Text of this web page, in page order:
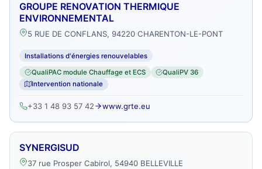
GROUPE RENOVATION THERMIQUE
ENVIRONNEMENTAL
5 RUE DE CONFLANS, 94220 CHARENTON-LE-PONT
Installations d'énergies renouvelables
QualiPAC module Chauffage et ECS
QualiPV 36
Intervention nationale
+33 1 48 93 57 42 www.grte.eu
SYNERGISUD
37 rue Prosper Cabirol, 54940 BELLEVILLE